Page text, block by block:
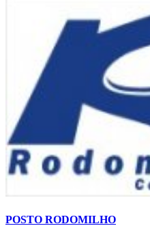
POSTO RODOMILHO